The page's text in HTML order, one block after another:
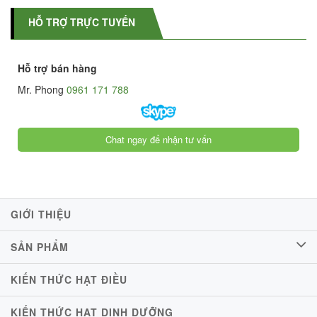
HỖ TRỢ TRỰC TUYẾN
Hỗ trợ bán hàng
Mr. Phong 0961 171 788
Chat ngay để nhận tư vấn
GIỚI THIỆU
SẢN PHẨM
KIẾN THỨC HẠT ĐIỀU
KIẾN THỨC HẠT DINH DƯỠNG